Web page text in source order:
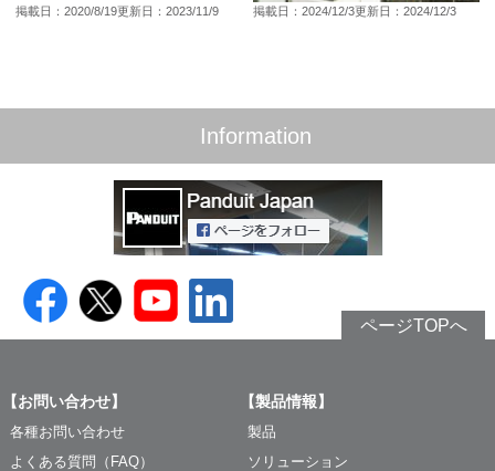
掲載日：2020/8/19更新日：2023/11/9 掲載日：2024/12/3更新日：2024/12/3
Information
ページTOPへ
【お問い合わせ】
各種お問い合わせ
よくある質問（FAQ）
【製品情報】
製品
ソリューション